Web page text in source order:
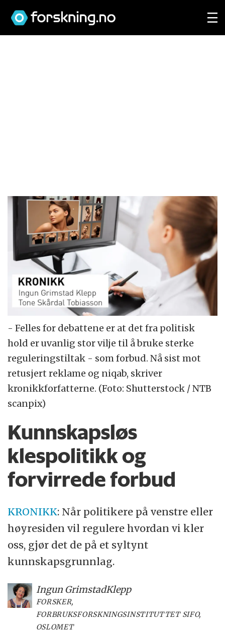
- Felles for debattene er at det fra politisk
hold er uvanlig stor vilje til å bruke sterke
reguleringstiltak - som forbud. Nå sist mot
retusjert reklame og niqab, skriver
kronikkforfatterne. (Foto: Shutterstock / NTB
scanpix)
Kunnskapsløs
klespolitikk og
forvirrede forbud
KRONIKK: Når politikere på venstre eller
høyresiden vil regulere hvordan vi kler
oss, gjør det de på et syltynt
kunnskapsgrunnlag.
Ingun GrimstadKlepp
FORSKER,
FORBRUKSFORSKNINGSINSTITUTTET SIFO,
OSLOMET